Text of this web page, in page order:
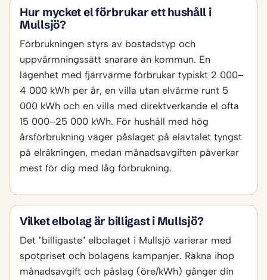
Hur mycket el förbrukar ett hushåll i
Mullsjö?
Förbrukningen styrs av bostadstyp och
uppvärmningssätt snarare än kommun. En
lägenhet med fjärrvärme förbrukar typiskt 2 000–
4 000 kWh per år, en villa utan elvärme runt 5
000 kWh och en villa med direktverkande el ofta
15 000–25 000 kWh. För hushåll med hög
årsförbrukning väger påslaget på elavtalet tyngst
på elräkningen, medan månadsavgiften påverkar
mest för dig med låg förbrukning.
Vilket elbolag är billigast i Mullsjö?
Det "billigaste" elbolaget i Mullsjö varierar med
spotpriset och bolagens kampanjer. Räkna ihop
månadsavgift och påslag (öre/kWh) gånger din